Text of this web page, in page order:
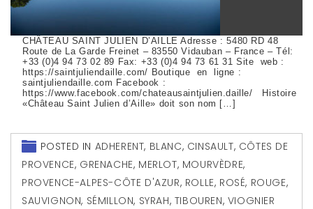
CHÂTEAU SAINT JULIEN D’AILLE Adresse : 5480 RD 48
Route de La Garde Freinet – 83550 Vidauban – France – Tél:
+33 (0)4 94 73 02 89 Fax: +33 (0)4 94 73 61 31 Site web :
https://saintjuliendaille.com/ Boutique en ligne :
saintjuliendaille.com Facebook :
https://www.facebook.com/chateausaintjulien.daille/ Histoire
«Château Saint Julien d’Aille» doit son nom […]
POSTED IN ADHERENT, BLANC, CINSAULT, CÔTES DE
PROVENCE, GRENACHE, MERLOT, MOURVÈDRE,
PROVENCE-ALPES-CÔTE D'AZUR, ROLLE, ROSÉ, ROUGE,
SAUVIGNON, SÉMILLON, SYRAH, TIBOUREN, VIOGNIER